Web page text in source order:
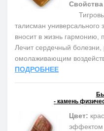
талисман универсального
вносит в жизнь гармонию,
Лечит сердечный
омолаживающим
ПОДРОБНЕЕ
- камень
Цвет:
эффектом